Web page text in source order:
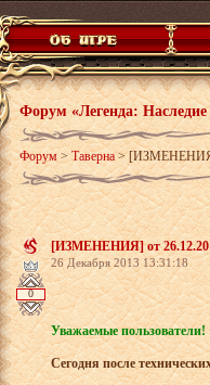
Форум «Легенда:
Форум > Таверна > [ИЗМЕНЕНИЯ]
[ИЗМЕНЕНИЯ] от
0
26 Декабря 2013 13:31:18
Уважаемые пользователи!
Сегодня после